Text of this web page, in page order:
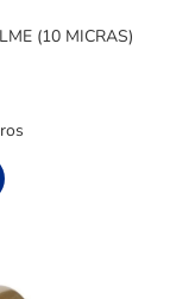
(10 MICRAS)